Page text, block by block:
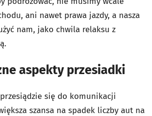
ani nawet prawa jazdy, a nasza
nam, jako chwila relaksu z
aspekty przesiadki
się do komunikacji
szansa na spadek liczby aut na